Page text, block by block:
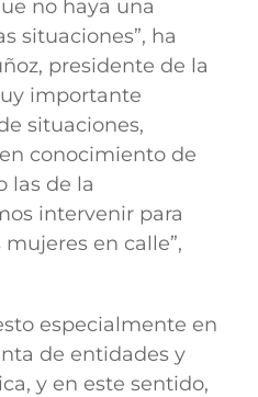
no haya una
situaciones”, ha
presidente de la
importante
situaciones,
conocimiento de
las de la
intervenir para
en calle”,
especialmente en
de entidades y
y en este sentido,